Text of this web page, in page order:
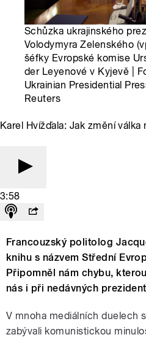
Schůzka ukrajinského
Volodymyra Zelenského
šéfky Evropské komise
der Leyenové v Kyjevě |
Ukrainian Presidential
Reuters
Karel Hvížďala: Jak změní válka
3:58
Francouzský politolog
knihu s názvem Střední
Připomněl nám chybu,
nás i při nedávných
V mnoha mediálních duelech
zabývali komunistickou